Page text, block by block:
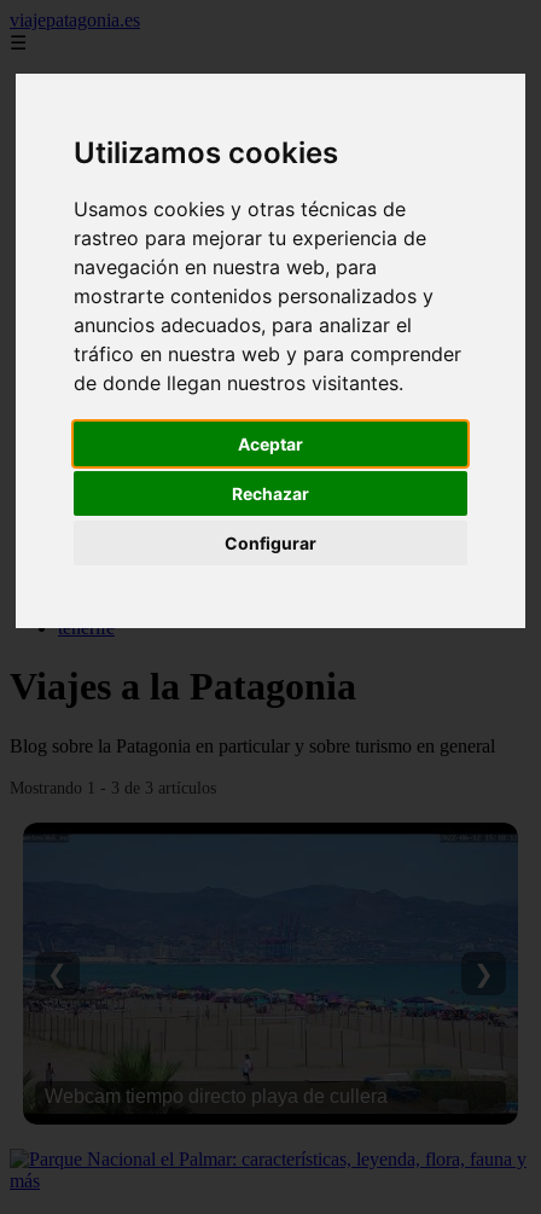
Utilizamos cookies
Usamos cookies y otras técnicas de
rastreo para mejorar tu experiencia de
navegación en nuestra web, para
mostrarte contenidos personalizados y
anuncios adecuados, para analizar el
tráfico en nuestra web y para comprender
de donde llegan nuestros visitantes.
Aceptar
Rechazar
Configurar
viajepatagonia.es
☰
benidorm
c buenos aires
c entre rios
c generalidades del pais
c neuquen
c provincias
c rio negro
c santa fe
c tierra de fuego
c tucuman
destinos
lanzarote
tenerife
Viajes a la Patagonia
Blog sobre la Patagonia en particular y sobre turismo en general
Mostrando 1 - 3 de 3 artículos
Webcam tiempo directo playa de cullera
❮ ❯